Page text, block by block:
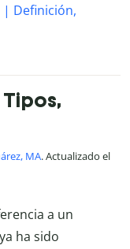
Definición,
MA. Actualizado el
a un
ha sido